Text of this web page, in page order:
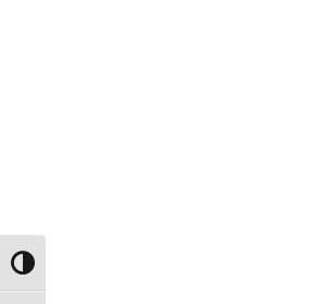
Toggle High Contrast